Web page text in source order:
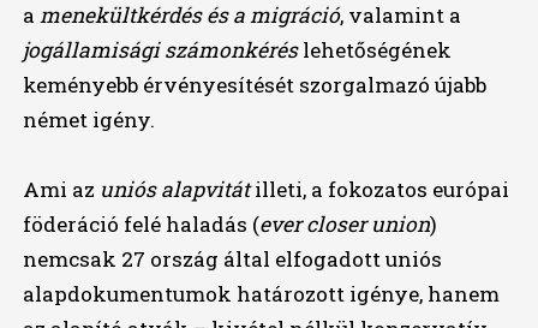
a menekültkérdés és a migráció, valamint a
jogállamisági számonkéréslehetőségének
keményebb érvényesítését szorgalmazó újabb
német igény.
Ami az uniós alapvitátilleti, a fokozatos európai
föderáció felé haladás (ever closer union)
nemcsak 27 ország által elfogadott uniós
alapdokumentumok határozott igénye, hanem